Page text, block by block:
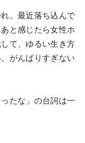
。最近落ち込んで
と感じたら女性ホ
て、ゆるい生き方
がんばりすぎない
たな」の台詞は一